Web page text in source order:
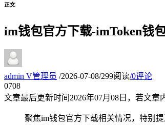
正文
im钱包官方下载-imToken钱
admin V管理员 /2026-07-08/299阅读/0评论
0708
文章最后更新时间 2026年07月08日 ，若文章
聚焦im钱包官方下载相关情况，特别